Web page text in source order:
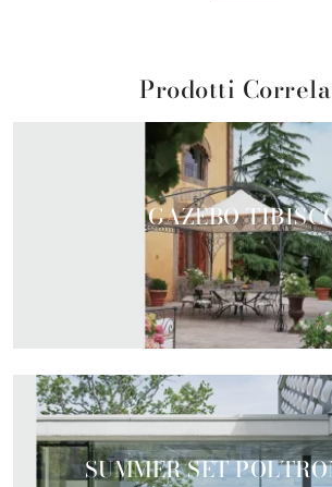
Prodotti
GAZEBO
SUMMER SET